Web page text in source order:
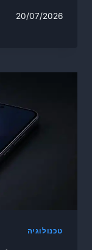
20/07/2026
טכנולוגיה